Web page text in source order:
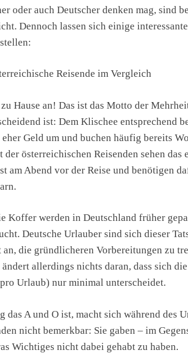
oder auch Deutscher denken mag, sind
Dennoch lassen sich einige
Reisende im Vergleich
Hause an! Das ist das Motto der
ist: Dem Klischee entsprechend
eher Geld um und buchen häufig bereits
der österreichischen Reisenden sehen das
am Abend vor der Reise und benötigen
Koffer werden in Deutschland früher
Deutsche Urlauber sind sich dieser
die gründlicheren Vorbereitungen zu
ändert allerdings nichts daran, dass sich
Urlaub) nur minimal unterscheidet.
das A und O ist, macht sich während des
nicht bemerkbar: Sie gaben – im
Wichtiges nicht dabei gehabt zu haben.